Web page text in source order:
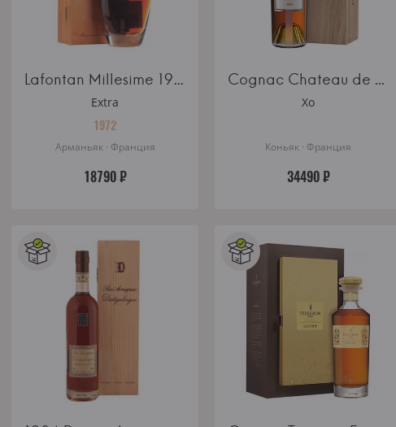
Lafontan Millesime 1972 wooden box
Extra
1972
Арманьяк · Франция
18790 ₽
Cognac Chateau de Beaulon XO Vintage 1975 wooden box
Xo
Коньяк · Франция
34490 ₽